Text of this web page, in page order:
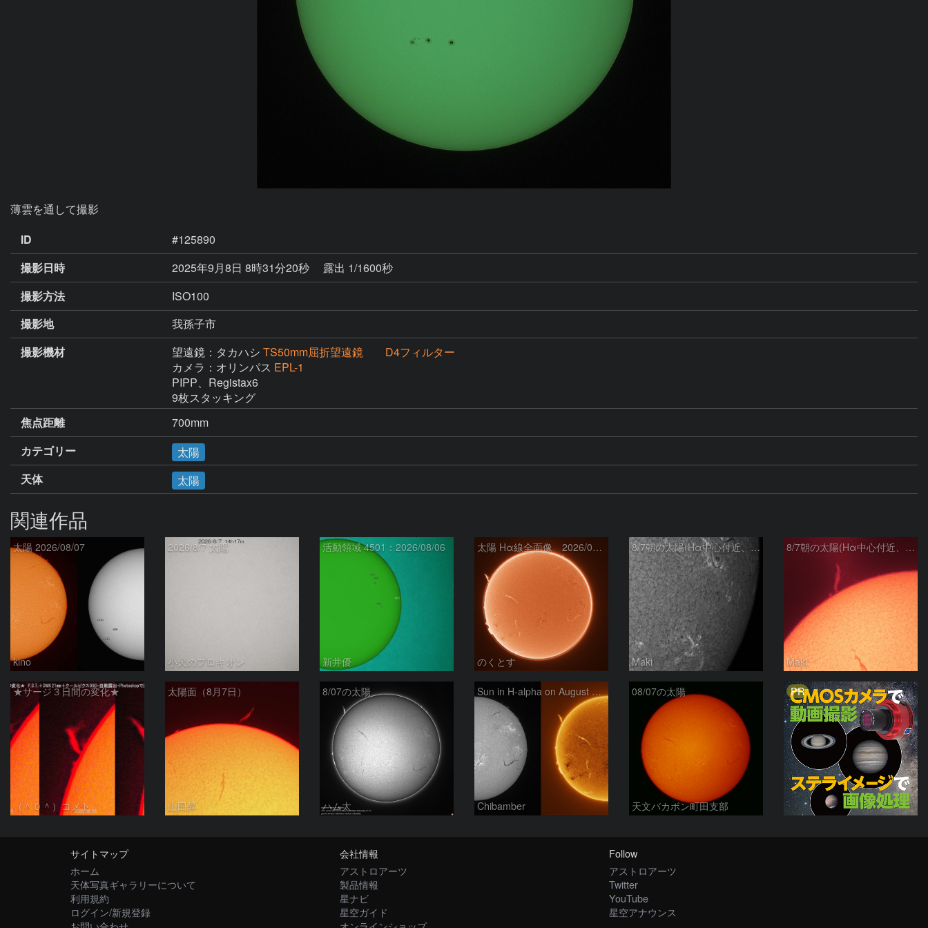
薄雲を通して撮影
ID
#125890
撮影日時
2025年9月8日 8時31分20秒
露出 1/1600秒
撮影方法
ISO100
撮影地
我孫子市
撮影機材
望遠鏡：タカハシ TS50mm屈折望遠鏡 D4フィルター
カメラ：オリンパス EPL-1
PIPP、Registax6
9枚スタッキング
焦点距離
700mm
カテゴリー
太陽
天体
太陽
関連作品
太陽 2026/08/07
kino
2026/8/7 太陽
小犬のプロキオン
活動領域 4501：2026/08/06
新井優
太陽 Hα線全面像 2026/08/07
のくとす
8/7朝の太陽(Hα中心付近、4498、4502付近)
Maki
8/7朝の太陽(Hα中心付近、プロミネンス)
Maki
★サージ３日間の変化★
（＾０＾）コメト
太陽面（8月7日）
山田昇
8/07の太陽
ハム太
Sun in H-alpha on August 7, 2026
Chibamber
08/07の太陽
天文バカボン町田支部
PR
サイトマップ
ホーム
天体写真ギャラリーについて
利用規約
ログイン/新規登録
会社情報
アストロアーツ
製品情報
星ナビ
星空ガイド
Follow
アストロアーツ
Twitter
YouTube
星空アナウンス